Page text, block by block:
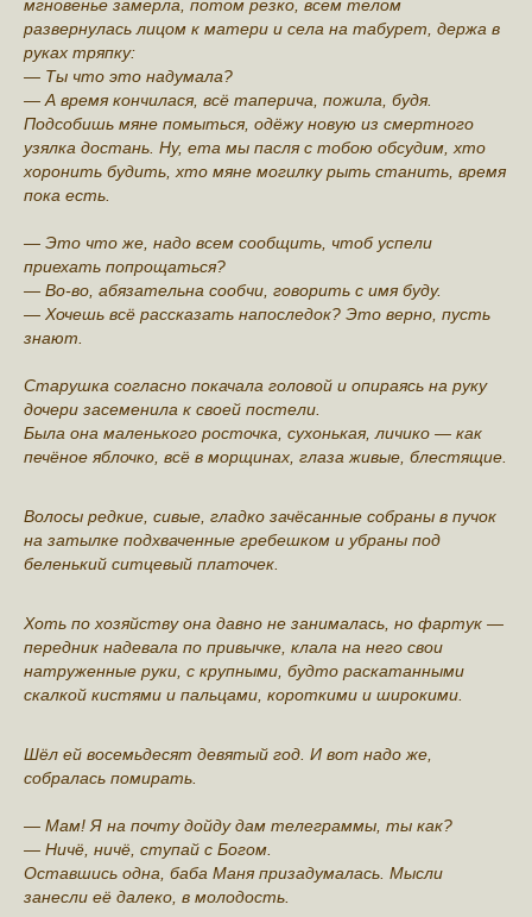
мгновенье замерла, потом резко, всем телом
развернулась лицом к матери и села на табурет, держа в
руках тряпку:
— Ты что это надумала?
— А время кончилася, всё таперича, пожила, будя.
Подсобишь мяне помыться, одёжу новую из смертного
узялка достань. Ну, ета мы пасля с тобою обсудим, хто
хоронить будить, хто мяне могилку рыть станить, время
пока есть.
— Это что же, надо всем сообщить, чтоб успели
приехать попрощаться?
— Во-во, абязательна сообчи, говорить с имя буду.
— Хочешь всё рассказать напоследок? Это верно, пусть
знают.
Старушка согласно покачала головой и опираясь на руку
дочери засеменила к своей постели.
Была она маленького росточка, сухонькая, личико — как
печёное яблочко, всё в морщинах, глаза живые, блестящие.
Волосы редкие, сивые, гладко зачёсанные собраны в пучок
на затылке подхваченные гребешком и убраны под
беленький ситцевый платочек.
Хоть по хозяйству она давно не занималась, но фартук —
передник надевала по привычке, клала на него свои
натруженные руки, с крупными, будто раскатанными
скалкой кистями и пальцами, короткими и широкими.
Шёл ей восемьдесят девятый год. И вот надо же,
собралась помирать.
— Мам! Я на почту дойду дам телеграммы, ты как?
— Ничё, ничё, ступай с Богом.
Оставшись одна, баба Маня призадумалась. Мысли
занесли её далеко, в молодость.